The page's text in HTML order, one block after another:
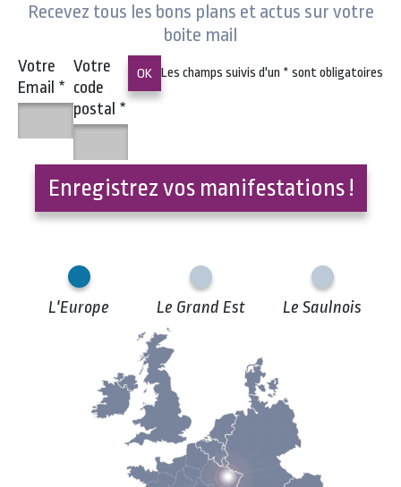
Recevez tous les bons plans et actus sur votre
boite mail
Votre
Email *
Votre
code
postal *
Les champs suivis d'un * sont obligatoires
Enregistrez vos manifestations !
L'Europe Le Grand Est Le Saulnois